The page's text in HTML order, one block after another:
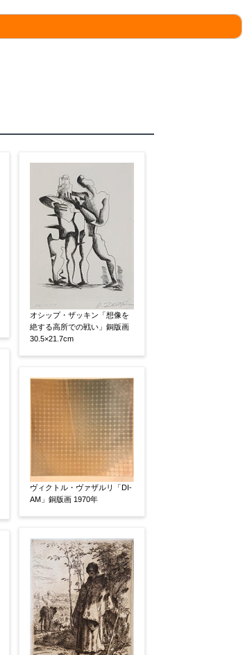
立体
定証書付 共箱
オシップ・ザッキン「想像を
絶する高所での戦い」銅版画
30.5×21.7cm
ヴィクトル・ヴァザルリ「DI-
AM」銅版画 1970年